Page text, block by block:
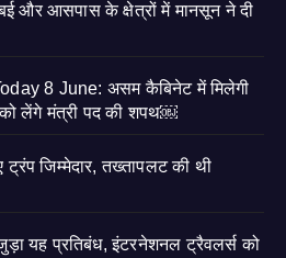
और आसपास के क्षेत्रों में मानसून ने दी
8 June: असम कैबिनेट में मिलेगी
लेंगे मंत्री पद की शपथ￼
जिम्मेदार, तख्तापलट की थी
यह प्रतिबंध, इंटरनेशनल ट्रैवलर्स को